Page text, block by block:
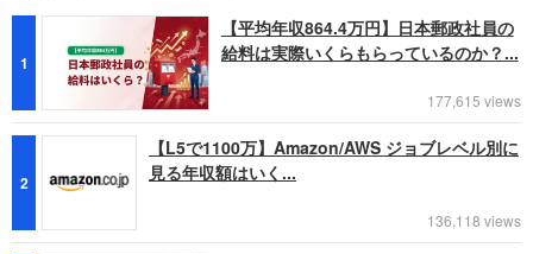
1
【平均年収864.4万円】日本郵政社員の
給料は実際いくらもらっているのか？...
177,615 views
2
【L5で1100万】Amazon/AWS ジョブレベル別に
見る年収額はいく...
136,118 views